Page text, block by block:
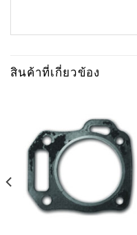
สินค้าที่เกี่ยวข้อง